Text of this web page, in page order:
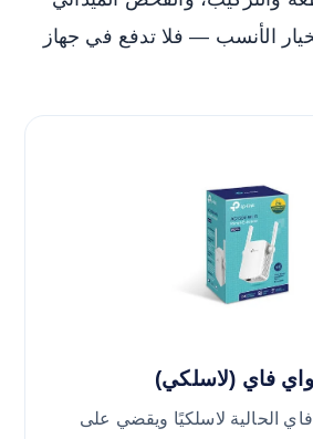
الأنسب — فلا تدفع في جهاز
فاي (لاسلكي)
الحالية لاسلكيًا ويقضي على